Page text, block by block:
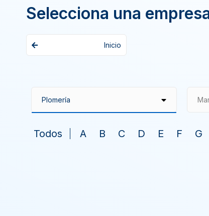
Selecciona una
Inicio
Todos A B C D E F G